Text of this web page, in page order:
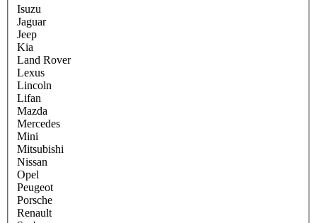
Isuzu
Jaguar
Jeep
Kia
Land Rover
Lexus
Lincoln
Lifan
Mazda
Mercedes
Mini
Mitsubishi
Nissan
Opel
Peugeot
Porsche
Renault